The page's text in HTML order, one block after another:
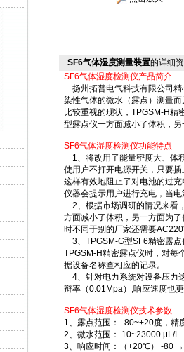
SF6气体湿度测量装置的详细
SF6气体湿度检测仪产品简介
扬州拓普电气科技有限公司精
染性气体的微水（露点）测量
比较重视的现状，TPGSM-H
型露点仪一方面减小了体积，
SF6气体湿度检测仪功能特点
1、将改用了能量密度大、体
使用户不打开电源开关，只要
这样有效地阻止了对电池的过
仪器会提示用户进行充电，当
2、根据市场调研的情况来看
方面减小了体积，另一方面为
时不同于别的厂家还需要
3、TPGSM-G型SF6精密露点
TPGSM-H精密露点仪时，对每
据设备名称查相应的记录。
4、针对电力系统对设备压力
辩率（0.01Mpa）,响应速度也
SF6气体湿度检测仪技术参数
1、露点范围： -80~+20度，精
2、微水范围： 10~23000 μL/L
3、响应时间：（+20℃） -80